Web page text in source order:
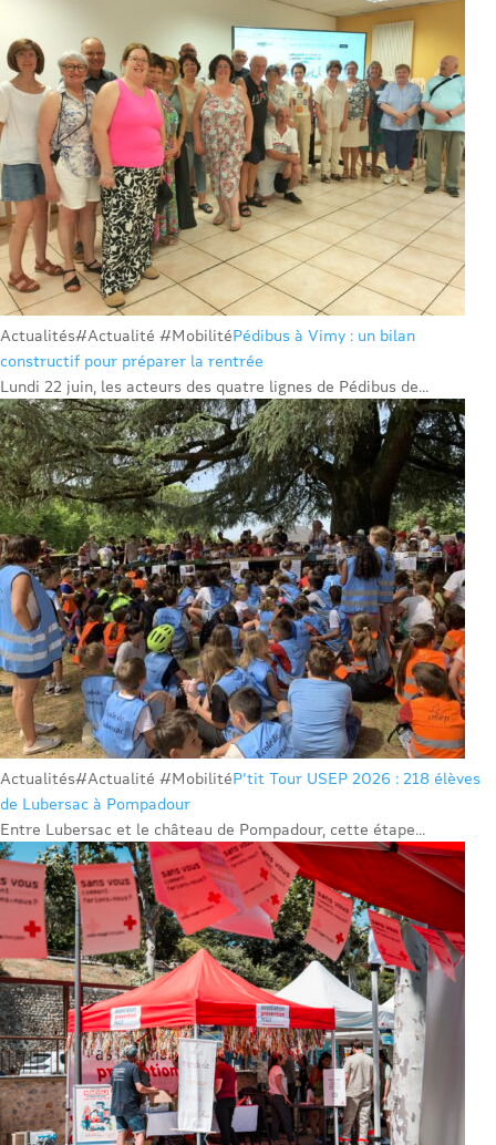
Actualités#Actualité #MobilitéPédibus à Vimy : un bilan
constructif pour préparer la rentrée
Lundi 22 juin, les acteurs des quatre lignes de Pédibus de...
Actualités#Actualité #MobilitéP’tit Tour USEP 2026 : 218 élèves
de Lubersac à Pompadour
Entre Lubersac et le château de Pompadour, cette étape...